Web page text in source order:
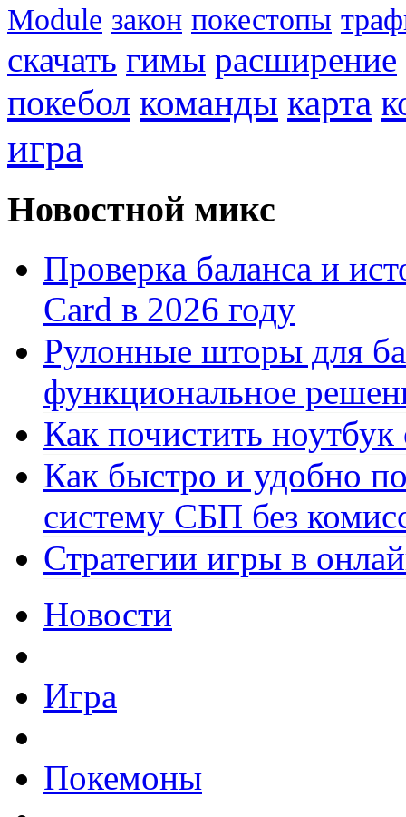
Module закон покестопы
скачать гимы расширение
покебол команды карта
игра
Новостной микс
Проверка баланса и
Card в 2026 году
Рулонные шторы для
функциональное
Как почистить
Как быстро и удобно
систему СБП без
Стратегии игры в
Новости
Игра
Покемоны